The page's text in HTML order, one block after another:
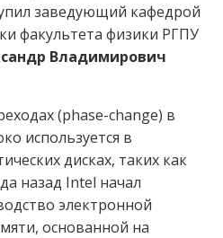
заведующий кафедрой
факультета физики РГПУ
Владимирович
(phase-change) в
используется в
дисках, таких как
назад Intel начал
электронной
основанной на